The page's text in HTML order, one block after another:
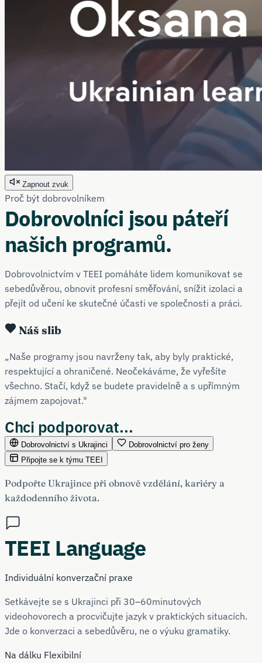
Zapnout zvuk
Proč být dobrovolníkem
Dobrovolníci jsou páteří
našich programů.
Dobrovolnictvím v TEEI pomáháte lidem komunikovat se
sebedůvěrou, obnovit profesní směřování, snížit izolaci a
přejít od učení ke skutečné účasti ve společnosti a práci.
Náš slib
„Naše programy jsou navrženy tak, aby byly praktické,
respektující a ohraničené. Neočekáváme, že vyřešíte
všechno. Stačí, když se budete pravidelně a s upřímným
zájmem zapojovat."
Chci podporovat...
Dobrovolnictví s Ukrajinci
Dobrovolnictví pro ženy
Připojte se k týmu TEEI
Podpořte Ukrajince při obnově vzdělání, kariéry a
každodenního života.
TEEI Language
Individuální konverzační praxe
Setkávejte se s Ukrajinci při 30–60minutových
videohovorech a procvičujte jazyk v praktických situacích.
Jde o konverzaci a sebedůvěru, ne o výuku gramatiky.
Na dálku Flexibilní